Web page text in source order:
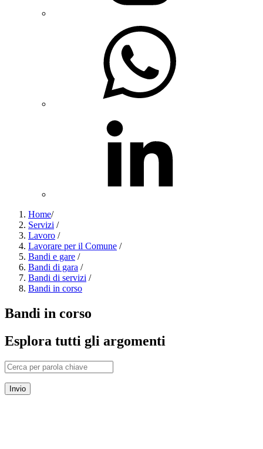
Home/
Servizi /
Lavoro /
Lavorare per il Comune /
Bandi e gare /
Bandi di gara /
Bandi di servizi /
Bandi in corso
Bandi in corso
Esplora tutti gli argomenti
Invio